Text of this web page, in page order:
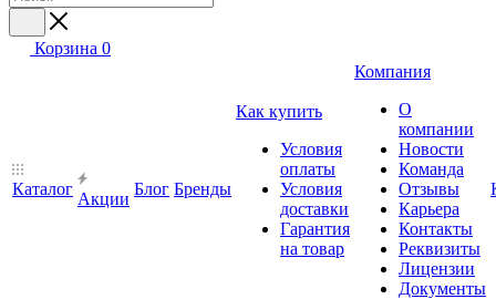
Корзина 0
Каталог
Акции
Блог Бренды
Как купить
Условия
оплаты
Условия
доставки
Гарантия
на товар
Компания
О
компании
Новости
Команда
Отзывы
Карьера
Контакты
Реквизиты
Лицензии
Документы